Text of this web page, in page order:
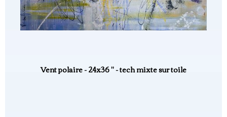
Vent polaire - 24x36 " - tech mixte sur toile